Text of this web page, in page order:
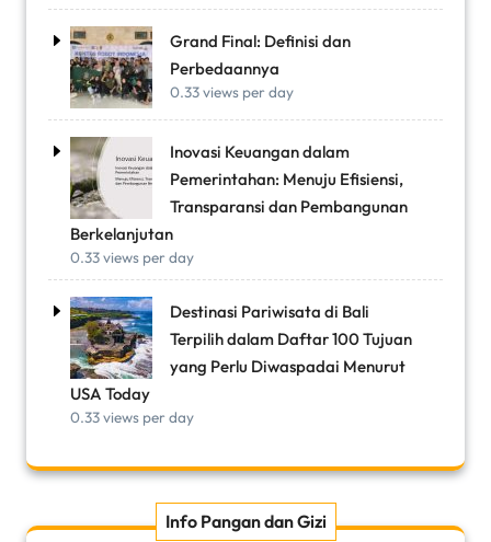
Grand Final: Definisi dan
Perbedaannya
0.33 views per day
Inovasi Keuangan dalam
Pemerintahan: Menuju Efisiensi,
Transparansi dan Pembangunan
Berkelanjutan
0.33 views per day
Destinasi Pariwisata di Bali
Terpilih dalam Daftar 100 Tujuan
yang Perlu Diwaspadai Menurut
USA Today
0.33 views per day
Info Pangan dan Gizi